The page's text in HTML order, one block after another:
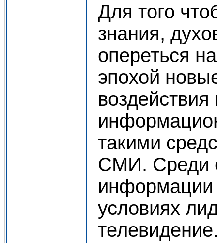
Для того
знания,
опереться
эпохой
такими
СМИ. Среди
информации
условиях